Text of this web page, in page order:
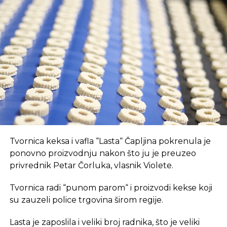
Prvo, oni pružaju brz internet i tehnološki
opremljen prostor, što je ključan preduvjet za
suvremeni način rada.
REKLAMA
U coworking prostoru, radnici su okruženi sličnim
profesionalcima, što potiče produktivnost i radnu
atmosferu koju je teško postići u kućnom
Dodatna prednost coworkinga je umrežavanje i
prostoru omogućava razmjenu ideja, kontakata i
Tvornica keksa i vafla “Lasta“ Čapljina pokrenula je
ponovno proizvodnju nakon što ju je preuzeo
privrednik Petar Čorluka, vlasnik Violete.
Tvornica radi “punom parom“ i proizvodi kekse koji
su zauzeli police trgovina širom regije.
Lasta je zaposlila i veliki broj radnika, što je veliki